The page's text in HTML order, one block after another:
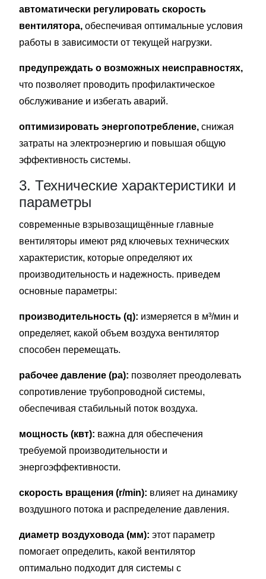
автоматически регулировать скорость
вентилятора, обеспечивая оптимальные условия
работы в зависимости от текущей нагрузки.
предупреждать о возможных неисправностях,
что позволяет проводить профилактическое
обслуживание и избегать аварий.
оптимизировать энергопотребление, снижая
затраты на электроэнергию и повышая общую
эффективность системы.
3. Технические характеристики и
параметры
современные взрывозащищённые главные
вентиляторы имеют ряд ключевых технических
характеристик, которые определяют их
производительность и надежность. приведем
основные параметры:
производительность (q): измеряется в м³/мин и
определяет, какой объем воздуха вентилятор
способен перемещать.
рабочее давление (pa): позволяет преодолевать
сопротивление трубопроводной системы,
обеспечивая стабильный поток воздуха.
мощность (квт): важна для обеспечения
требуемой производительности и
энергоэффективности.
скорость вращения (r/min): влияет на динамику
воздушного потока и распределение давления.
диаметр воздуховода (мм): этот параметр
помогает определить, какой вентилятор
оптимально подходит для системы с